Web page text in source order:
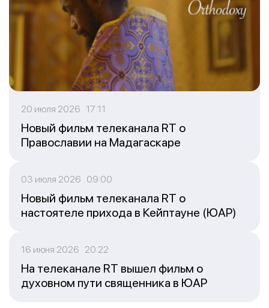
20 июля 2026 17:11
Новый фильм телеканала RT о
Православии на Мадагаскаре
03 июля 2026 09:00
Новый фильм телеканала RT о
настоятеле прихода в Кейптауне (ЮАР)
16 июня 2026 20:22
На телеканале RT вышел фильм о
духовном пути священника в ЮАР